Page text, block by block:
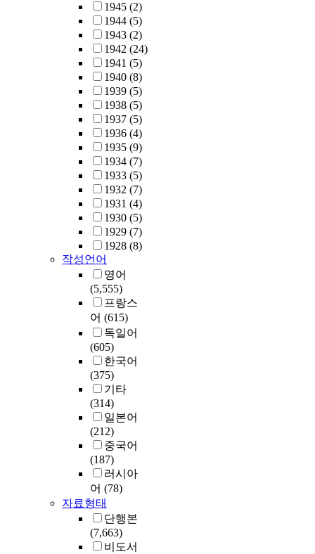
1945 (2)
1944 (5)
1943 (2)
1942 (24)
1941 (5)
1940 (8)
1939 (5)
1938 (5)
1937 (5)
1936 (4)
1935 (9)
1934 (7)
1933 (5)
1932 (7)
1931 (4)
1930 (5)
1929 (7)
1928 (8)
작성언어
영어
(5,555)
프랑스
어 (615)
독일어
(605)
한국어
(375)
기타
(314)
일본어
(212)
중국어
(187)
러시아
어 (78)
자료형태
단행본
(7,663)
비도서